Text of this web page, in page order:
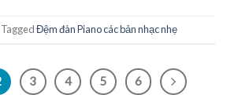
TaggedĐệm đàn Piano các bản nhạc nhẹ
3 4 5 6